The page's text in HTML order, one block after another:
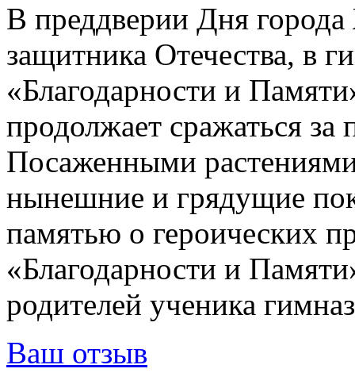
В преддверии Дня города
защитника Отечества, в
«Благодарности и
продолжает сражаться
Посаженными
нынешние и грядущие
памятью о героических
«Благодарности и
родителей ученика
Ваш отзыв